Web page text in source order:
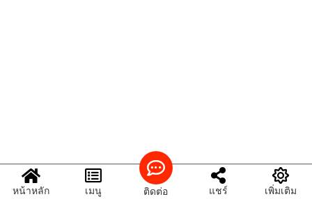
หน้าหลัก เมนู ติดต่อ แชร์ เพิ่มเติม